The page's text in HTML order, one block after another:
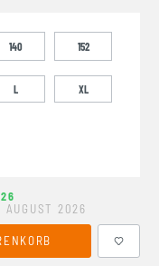
140 152
L XL
AUGUST 2026
Wert ein oder